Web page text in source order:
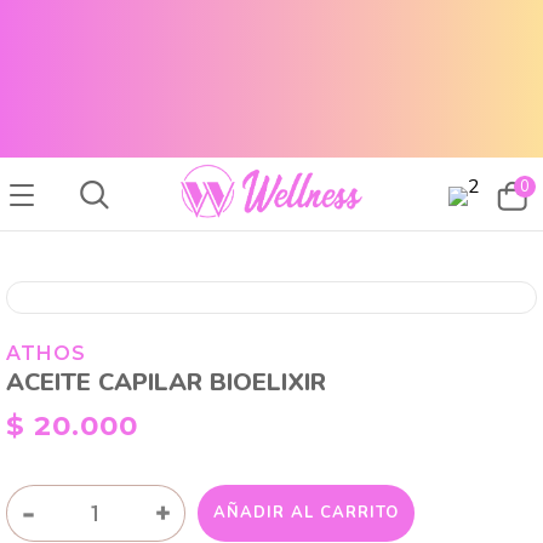
0
ATHOS
ACEITE CAPILAR BIOELIXIR
$ 20.000
-
CAPILAR
+ AÑADIR AL CARRITO